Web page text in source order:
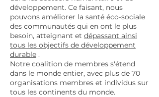
développement. Ce faisant, nous
pouvons améliorer la santé éco-sociale
des communautés qui en ont le plus
besoin, atteignant et dépassant ainsi
tous les objectifs de développement
durable .
Notre coalition de membres s'étend
dans le monde entier, avec plus de 70
organisations membres et individus sur
tous les continents du monde.